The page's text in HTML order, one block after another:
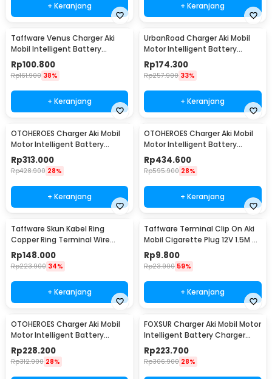
+ Keranjang + Keranjang
Taffware Venus Charger Aki
Mobil Intelligent Battery
Charger 12V 6A - UD20
Rp100.800
Rp161.900 38%
+ Keranjang
UrbanRoad Charger Aki Mobil
Motor Intelligent Battery
Charger 6V/12V - MF1
Rp174.300
Rp257.900 33%
+ Keranjang
OTOHEROES Charger Aki Mobil
Motor Intelligent Battery
Charger 12V/24V - AJ-618D
Rp313.000
Rp428.900 28%
+ Keranjang
OTOHEROES Charger Aki Mobil
Motor Intelligent Battery
Charger 12V/24V - AJ-618A
Rp434.600
Rp595.900 28%
+ Keranjang
Taffware Skun Kabel Ring
Copper Ring Terminal Wire
Connector 120 PCS - SC6-25
Rp148.000
Rp223.900 34%
+ Keranjang
Taffware Terminal Clip On Aki
Mobil Cigarette Plug 12V 1.5M -
A3381
Rp9.800
Rp23.900 59%
+ Keranjang
OTOHEROES Charger Aki Mobil
Motor Intelligent Battery
Charger 12V/24V - CDQ-628
Rp228.200
Rp312.900 28%
FOXSUR Charger Aki Mobil Motor
Intelligent Battery Charger
12/24V 8A - FBC122408D
Rp223.700
Rp306.900 28%